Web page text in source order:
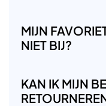
MIJN
NIET BIJ?
KAN IK MIJN